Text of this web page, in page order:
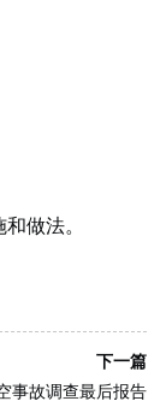
做法。
下一篇
事故调查最后报告